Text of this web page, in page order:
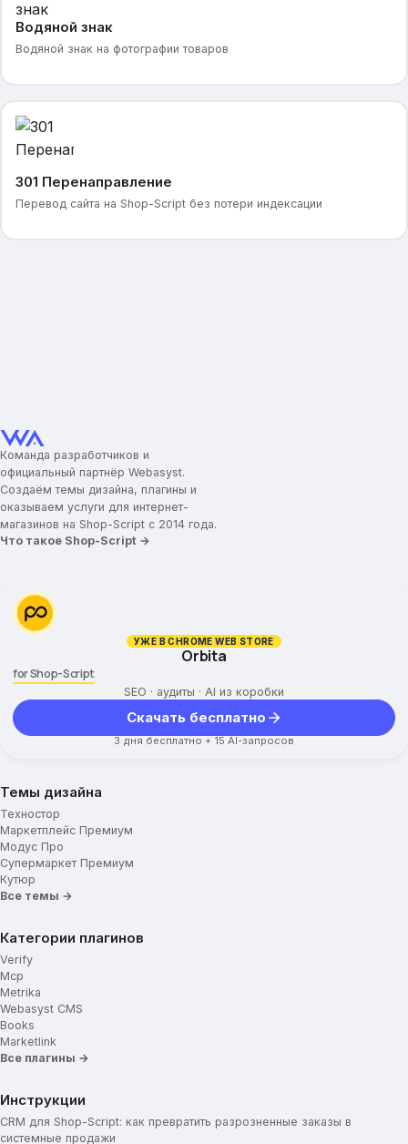
Водяной знак
Водяной знак на фотографии товаров
301 Перенаправление
Перевод сайта на Shop-Script без потери индексации
Команда разработчиков и
официальный партнёр Webasyst.
Создаём темы дизайна, плагины и
оказываем услуги для интернет-
магазинов на Shop-Script с 2014 года.
Что такое Shop-Script →
УЖЕ В CHROME WEB STORE
Orbita
for Shop-Script
SEO · аудиты · AI из коробки
Скачать бесплатно
3 дня бесплатно + 15 AI-запросов
Темы дизайна
Техностор
Маркетплейс Премиум
Модус Про
Супермаркет Премиум
Кутюр
Все темы →
Категории плагинов
Verify
Mcp
Metrika
Webasyst CMS
Books
Marketlink
Все плагины →
Инструкции
CRM для Shop-Script: как превратить разрозненные заказы в
системные продажи